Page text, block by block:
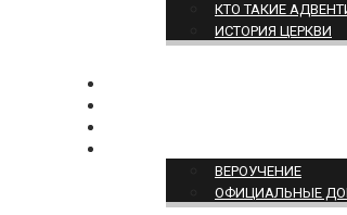
КТО ТАКИЕ
ИСТОРИЯ ЦЕРКВИ
ВЕРОУЧЕНИЕ
ОФИЦИАЛЬНЫЕ